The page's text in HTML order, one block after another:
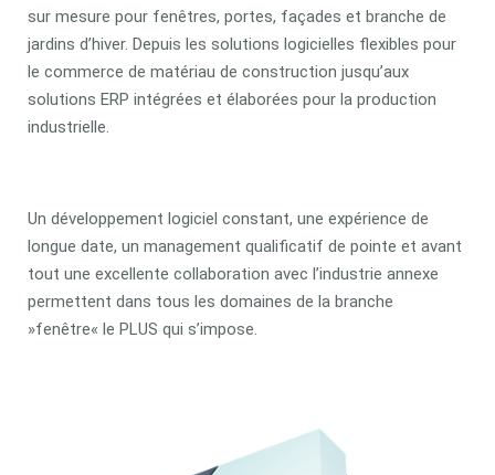
sur mesure pour fenêtres, portes, façades et branche de
jardins d’hiver. Depuis les solutions logicielles flexibles pour
le commerce de matériau de construction jusqu’aux
solutions ERP intégrées et élaborées pour la production
industrielle.
Un développement logiciel constant, une expérience de
longue date, un management qualificatif de pointe et avant
tout une excellente collaboration avec l’industrie annexe
permettent dans tous les domaines de la branche
»fenêtre« le PLUS qui s’impose.